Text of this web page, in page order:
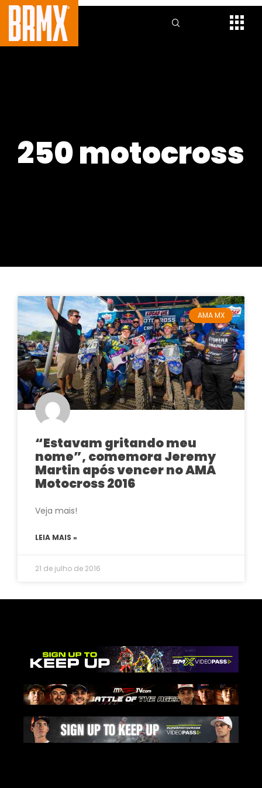
250 motocross
AMA MX
“Estavam gritando meu
nome”, comemora Jeremy
Martin após vencer no AMA
Motocross 2016
Veja mais!
LEIA MAIS »
21 de julho de 2016